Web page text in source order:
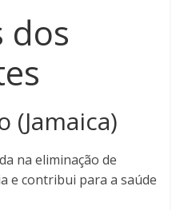
dos
(Jamaica)
na eliminação de
e contribui para a saúde